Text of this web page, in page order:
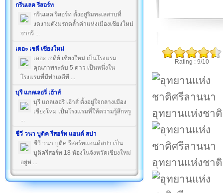
กรีนเลค รีสอร์ท
กรีนเลค รีสอร์ท ตั้งอยู่ริมทะเลสาบที่
งดงามดั่งมรกตล้ำค่าแห่งเมืองเชียงใหม่
จากรี ...
เดอะ เชดี เชียงใหม่
เดอะ เจดีย์ เชียงใหม่ เป็นโรงแรม
คุณภาพระดับ 5 ดาว เป็นหนึ่งใน
โรงแรมที่มีทำเลดีที ...
บุรี แกลเลอรี่ เฮ้าส์
บุรี แกลเลอรี่ เฮ้าส์ ตั้งอยู่ใจกลางเมือง
เชียงใหม่ เป็นโรงแรมที่ให้ความรู้สึกหรู
...
ชีวี วนา บูติค รีสอร์ท แอนด์ สปา
ชีวี วนา บูติค รีสอร์ทแอนด์สปา เป็น
บูติครีสอร์ท 18 ห้องในจังหวัดเชียงใหม่
อยู่ห่ ...
Rating : 9/10
อุทยานแห่งชา
อุทยานแห่งชา